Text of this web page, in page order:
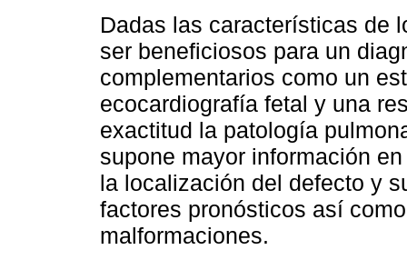
Dadas las características de
ser beneficiosos para un
complementarios como un
ecocardiografía fetal y una
exactitud la patología
supone mayor información
la localización del defecto y
factores pronósticos así
malformaciones.